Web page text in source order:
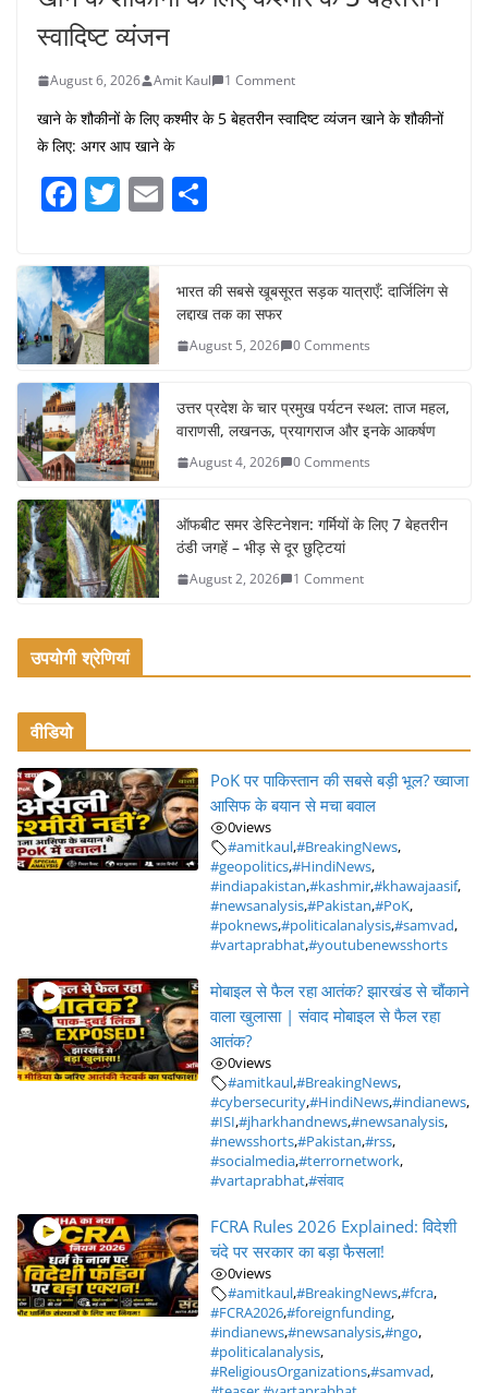
स्वादिष्ट व्यंजन
August 6, 2026 Amit Kaul 1 Comment
खाने के शौकीनों के लिए कश्मीर के 5 बेहतरीन स्वादिष्ट व्यंजन खाने के शौकीनों
के लिए: अगर आप खाने के
F
c
e
b
o
o
k
T
itt
er
E
e
भारत की सबसे खूबसूरत सड़क यात्राएँ: दार्जिलिंग से
लद्दाख तक का सफर
August 5, 2026 0 Comments
उत्तर प्रदेश के चार प्रमुख पर्यटन स्थल: ताज महल,
वाराणसी, लखनऊ, प्रयागराज और इनके आकर्षण
August 4, 2026 0 Comments
ऑफबीट समर डेस्टिनेशन: गर्मियों के लिए 7 बेहतरीन
ठंडी जगहें – भीड़ से दूर छुट्टियां
August 2, 2026 1 Comment
उपयोगी श्रेणियां
वीडियो
PoK पर पाकिस्तान की सबसे बड़ी भूल? ख्वाजा
आसिफ के बयान से मचा बवाल
0views
#amitkaul,#BreakingNews,
#geopolitics,#HindiNews,
#indiapakistan,#kashmir,#khawajaasif,
#newsanalysis,#Pakistan,#PoK,
#poknews,#politicalanalysis,#samvad,
#vartaprabhat,#youtubenewsshorts
मोबाइल से फैल रहा आतंक? झारखंड से चौंकाने
वाला खुलासा | संवाद मोबाइल से फैल रहा
आतंक?
0views
#amitkaul,#BreakingNews,
#cybersecurity,#HindiNews,#indianews,
#ISI,#jharkhandnews,#newsanalysis,
#newsshorts,#Pakistan,#rss,
#socialmedia,#terrornetwork,
#vartaprabhat,#संवाद
FCRA Rules 2026 Explained: विदेशी
चंदे पर सरकार का बड़ा फैसला!
0views
#amitkaul,#BreakingNews,#fcra,
#FCRA2026,#foreignfunding,
#indianews,#newsanalysis,#ngo,
#politicalanalysis,
#ReligiousOrganizations,#samvad,